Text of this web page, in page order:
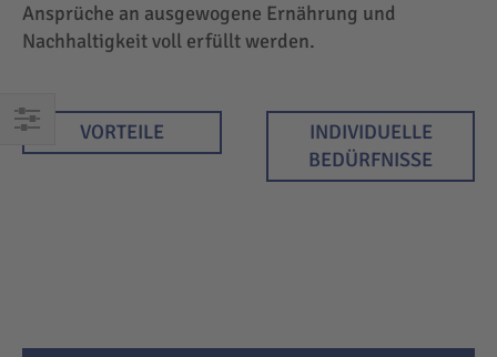
EINKAUFEN
Ansprüche an ausgewogene Ernährung und
Nachhaltigkeit voll erfüllt werden.
VORTEILE
INDIVIDUELLE
BEDÜRFNISSE